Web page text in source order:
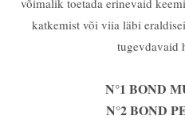
võimalik toetada erinevaid
katkemist või viia läbi
tugevdavaid
N°1 BOND
N°2 BOND